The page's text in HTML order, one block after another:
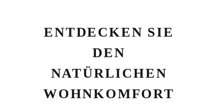
ENTDECKEN SIE
DEN
NATÜRLICHEN
WOHNKOMFORT